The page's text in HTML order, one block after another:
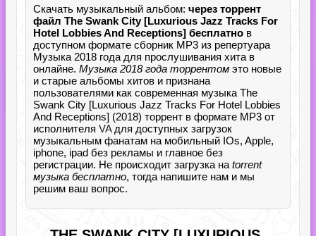
Скачать музыкальный альбом: через торрент
файл The Swank City [Luxurious Jazz Tracks For
Hotel Lobbies And Receptions] бесплатно в
доступном формате сборник MP3 из репертуара
Музыка 2018 года для прослушивания хита в
онлайне. Музыка 2018 года торрентом это новые
и старые альбомы хитов и признана
пользователями как современная музыка The
Swank City [Luxurious Jazz Tracks For Hotel Lobbies
And Receptions] (2018) торрент в формате MP3 от
исполнителя VAдля доступных загрузок
музыкальным фанатам на мобильный IOs, Apple,
iphone, ipad без рекламы и главное без
регистрации. Не происходит загрузка на torrent
музыка бесплатно, тогда напишите нам и мы
решим ваш вопрос.